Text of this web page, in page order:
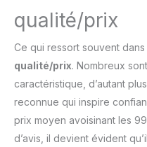
qualité/prix
Ce qui ressort souvent dans
qualité/prix. Nombreux
caractéristique, d’autant
reconnue qui inspire
prix moyen avoisinant les
d’avis, il devient évident